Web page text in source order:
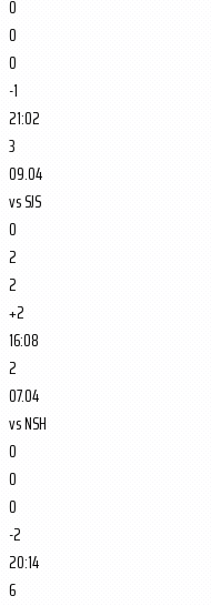
0
0
0
-1
21:02
3
09.04
vsSJS
0
2
2
+2
16:08
2
07.04
vsNSH
0
0
0
-2
20:14
6